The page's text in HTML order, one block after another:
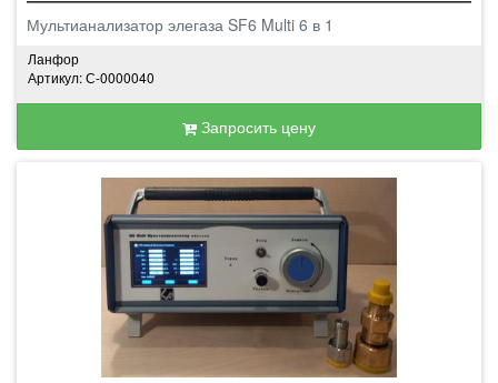
Мультианализатор элегаза SF6 Multi 6 в 1
Ланфор
Артикул: С-0000040
Запросить цену